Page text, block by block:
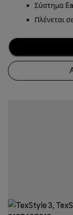
Σύστημα
Πλένεται